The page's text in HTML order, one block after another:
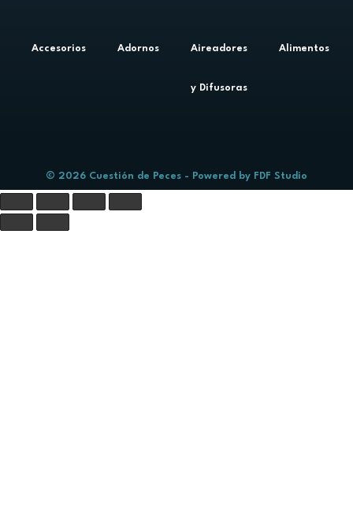
Accesorios Adornos Aireadores
y Difusoras
Alimentos
© 2026 Cuestión de Peces - Powered by FDF Studio